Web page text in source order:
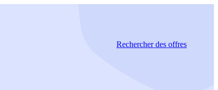
Rechercherdes offres